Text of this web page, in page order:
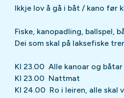
Ikkje lov å gå i båt / kano før
Fiske, kanopadling, ballspel,
Dei som skal på laksefiske
Kl 23.00 Alle kanoar og båtar
Kl 23.00 Nattmat
Kl 24.00 Ro i leiren, alle skal